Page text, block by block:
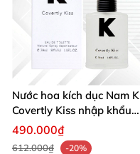
Nước hoa kích dục Nam K
Covertly Kiss nhập khẩu
chính hãng quyến rũ
490.000₫
612.000₫
-20%